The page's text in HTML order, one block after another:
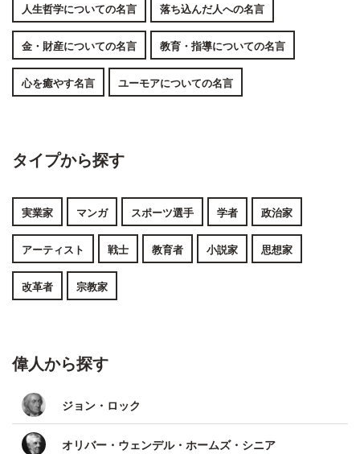
人生哲学についての名言 落ち込んだ人への名言
金・財産についての名言 教育・指導についての名言
心を癒やす名言 ユーモアについての名言
タイプから探す
実業家 マンガ スポーツ選手 学者 政治家
アーティスト 戦士 教育者 小説家 思想家
改革者 宗教家
偉人から探す
ジョン・ロック
オリバー・ウェンデル・ホームズ・シニア